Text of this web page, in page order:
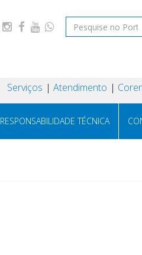
Serviços Atendimento
RESPONSABILIDADE TÉCNICA